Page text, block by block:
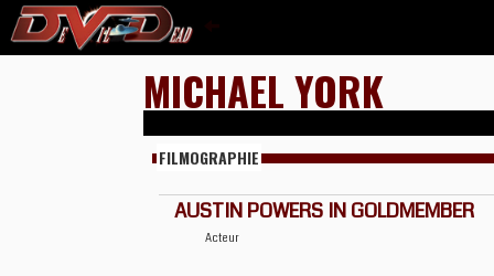
MICHAEL YORK
FILMOGRAPHIE
AUSTIN POWERS IN GOLDMEMBER
Acteur